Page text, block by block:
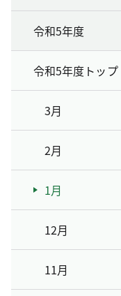
令和5年度
令和5年度トップ
3月
2月
1月
12月
11月